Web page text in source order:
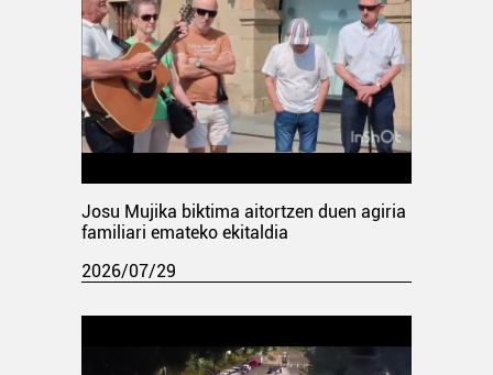
Josu Mujika biktima aitortzen duen agiria
familiari emateko ekitaldia
2026/07/29